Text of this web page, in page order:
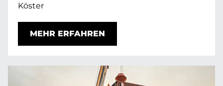
Köster
MEHR ERFAHREN